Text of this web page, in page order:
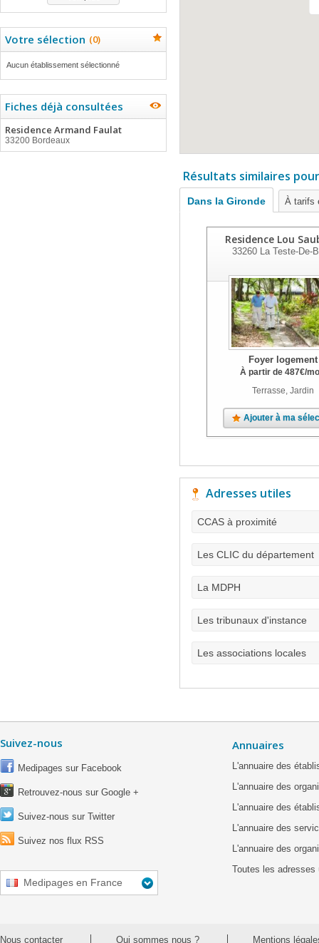
Votre sélection (0)
Aucun établissement sélectionné
Fiches déjà consultées
Residence Armand Faulat
33200 Bordeaux
Résultats similaires
Dans la Gironde À tarifs
Residence Lou
33260 La Teste-De-
Foyer logement
À partir de 487€/
Terrasse, Jardin
Ajouter à ma
Adresses utiles
CCAS à proximité
Les CLIC du département
La MDPH
Les tribunaux d'instance
Les associations locales
Suivez-nous
Medipages sur Facebook
Retrouvez-nous sur Google +
Suivez-nous sur Twitter
Suivez nos flux RSS
Medipages en France
Annuaires
L'annuaire des
L'annuaire des
L'annuaire des
L'annuaire des
L'annuaire des
Toutes les adresses
Nous contacter Qui sommes nous ? Mentions